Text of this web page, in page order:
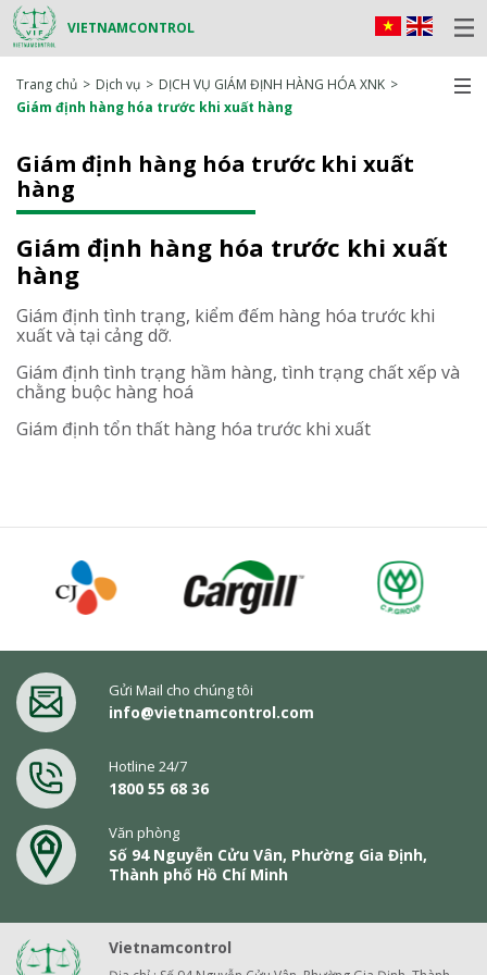
VIETNAMCONTROL
Trang chủ Dịch vụ
DỊCH VỤ GIÁM ĐỊNH HÀNG HÓA XNK
Giám định hàng hóa trước khi xuất hàng
Giám định hàng hóa trước khi xuất
hàng
Giám định hàng hóa trước khi xuất
hàng
Giám định tình trạng, kiểm đếm hàng hóa trước khi
xuất và tại cảng dỡ.
Giám định tình trạng hầm hàng, tình trạng chất xếp và
chằng buộc hàng hoá
Giám định tổn thất hàng hóa trước khi xuất
Gửi Mail cho chúng tôi
info@vietnamcontrol.com
Hotline 24/7
1800 55 68 36
Văn phòng
Số 94 Nguyễn Cửu Vân, Phường Gia Định,
Thành phố Hồ Chí Minh
Vietnamcontrol